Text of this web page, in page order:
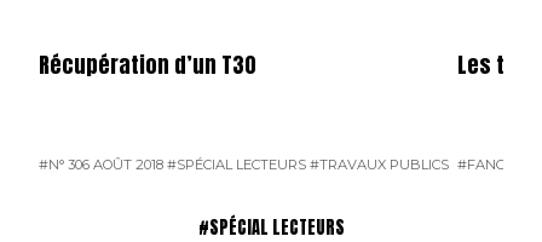
Récupération d’un T30
#N° 306 AOÛT 2018 #SPÉCIAL LECTEURS #TRAVAUX PUBLICS
Les
#FANGEAT
#SPÉCIAL LECTEURS